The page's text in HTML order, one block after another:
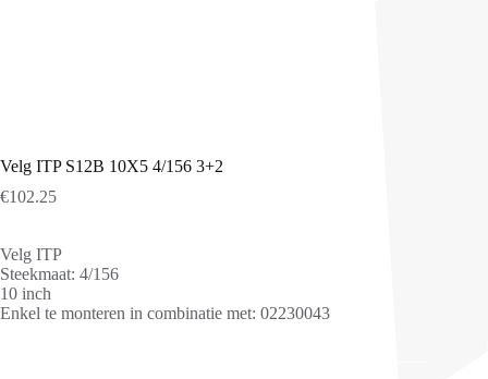
Velg ITP S12B 10X5 4/156 3+2
€102.25
Velg ITP
Steekmaat: 4/156
10 inch
Enkel te monteren in combinatie met: 02230043